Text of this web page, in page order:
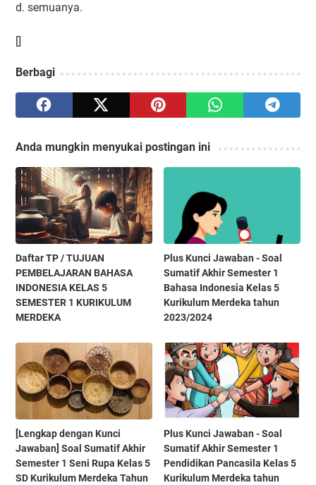
d. semuanya.
[]
Berbagi
Anda mungkin menyukai postingan ini
Daftar TP / TUJUAN
PEMBELAJARAN BAHASA
INDONESIA KELAS 5
SEMESTER 1 KURIKULUM
MERDEKA
Plus Kunci Jawaban - Soal
Sumatif Akhir Semester 1
Bahasa Indonesia Kelas 5
Kurikulum Merdeka tahun
2023/2024
[Lengkap dengan Kunci
Jawaban] Soal Sumatif Akhir
Semester 1 Seni Rupa Kelas 5
SD Kurikulum Merdeka Tahun
Plus Kunci Jawaban - Soal
Sumatif Akhir Semester 1
Pendidikan Pancasila Kelas 5
Kurikulum Merdeka tahun